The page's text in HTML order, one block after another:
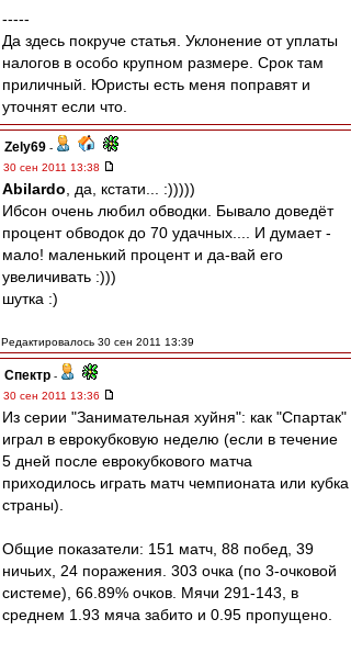
-----
Да здесь покруче статья. Уклонение от уплаты
налогов в особо крупном размере. Срок там
приличный. Юристы есть меня поправят и
уточнят если что.
Zely69 -
30 сен 2011 13:38
Abilardo , да, кстати... :)))))
Ибсон очень любил обводки. Бывало доведёт
процент обводок до 70 удачных.... И думает -
мало! маленький процент и да-вай его
увеличивать :)))
шутка :)
Редактировалось 30 сен 2011 13:39
Спектр -
30 сен 2011 13:36
Из серии "Занимательная хуйня": как "Спартак"
играл в еврокубковую неделю (если в течение
5 дней после еврокубкового матча
приходилось играть матч чемпионата или кубка
страны).
Общие показатели: 151 матч, 88 побед, 39
ничьих, 24 поражения. 303 очка (по 3-очковой
системе), 66.89% очков. Мячи 291-143, в
среднем 1.93 мяча забито и 0.95 пропущено.